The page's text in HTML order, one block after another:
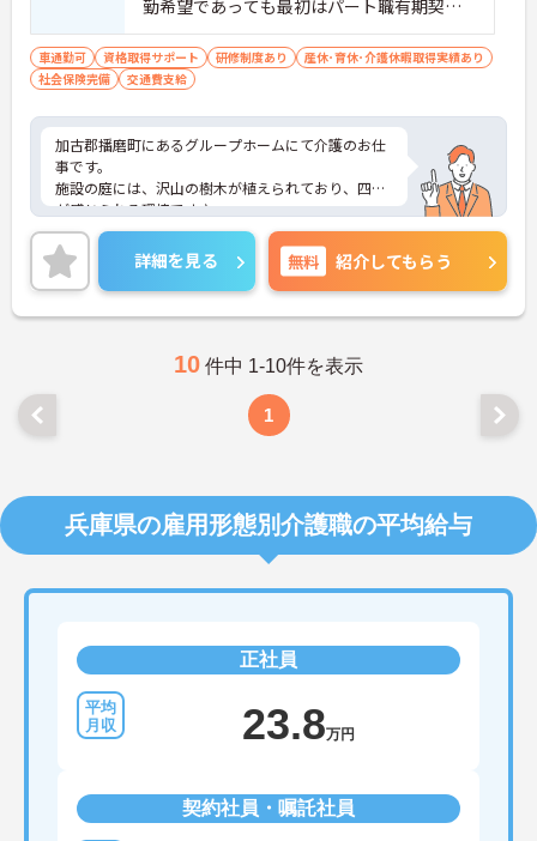
勤希望であっても最初はパート職有期契約
からスタート。
車通勤可 資格取得サポート 研修制度あり
産休･育休･介護休暇取得実績あり
社会保険完備
交通費支給
加古郡播磨町にあるグループホームにて介護のお仕
事です。
施設の庭には、沢山の樹木が植えられており、四季
が感じられる環境です♪
ご興味がある方は是非一度マイナビまでお問い合わ
せください。さらに詳細などお伝えします！
詳細を見る 無料 紹介してもらう
10 件中 1-10件を表示
1
兵庫県の雇用形態別介護職の平均給与
正社員
23.8万円
契約社員・嘱託社員